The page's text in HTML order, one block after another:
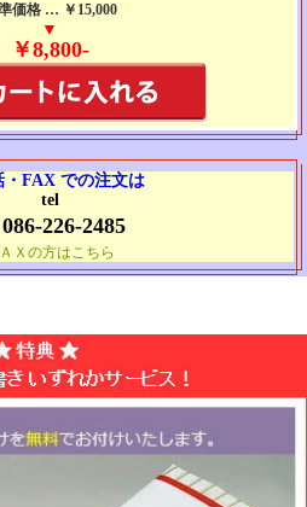
価格 … ￥15,000
▼
￥8,800-
・FAX での注文は
tel
086-226-2485
Ｘの方はこちら